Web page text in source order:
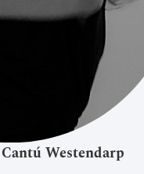
Westendarp